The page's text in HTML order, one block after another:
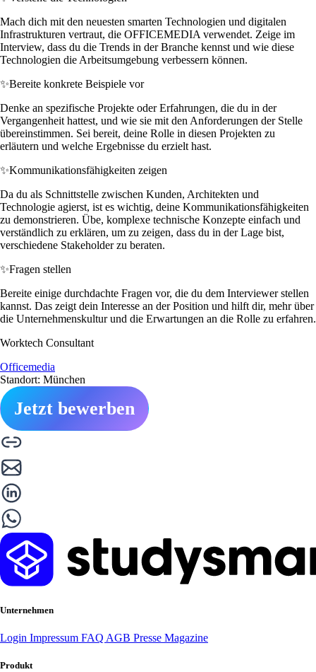
Mach dich mit den neuesten smarten Technologien und digitalen
Infrastrukturen vertraut, die OFFICEMEDIA verwendet. Zeige im
Interview, dass du die Trends in der Branche kennst und wie diese
Technologien die Arbeitsumgebung verbessern können.
✨Bereite konkrete Beispiele vor
Denke an spezifische Projekte oder Erfahrungen, die du in der
Vergangenheit hattest, und wie sie mit den Anforderungen der Stelle
übereinstimmen. Sei bereit, deine Rolle in diesen Projekten zu
erläutern und welche Ergebnisse du erzielt hast.
✨Kommunikationsfähigkeiten zeigen
Da du als Schnittstelle zwischen Kunden, Architekten und
Technologie agierst, ist es wichtig, deine Kommunikationsfähigkeiten
zu demonstrieren. Übe, komplexe technische Konzepte einfach und
verständlich zu erklären, um zu zeigen, dass du in der Lage bist,
verschiedene Stakeholder zu beraten.
✨Fragen stellen
Bereite einige durchdachte Fragen vor, die du dem Interviewer stellen
kannst. Das zeigt dein Interesse an der Position und hilft dir, mehr über
die Unternehmenskultur und die Erwartungen an die Rolle zu erfahren.
Worktech Consultant
Officemedia
Standort: München
Jetzt bewerben
Unternehmen
Login Impressum FAQ AGB Presse Magazine
Produkt